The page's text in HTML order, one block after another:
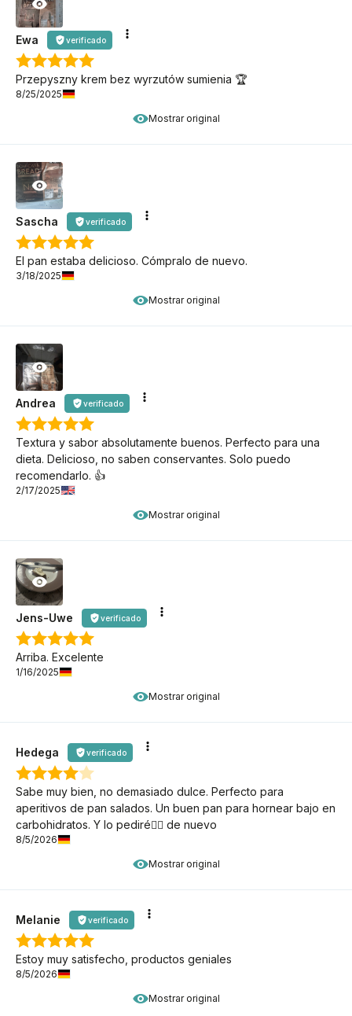
Mostrar original
Ewa verificado
Przepyszny krem bez wyrzutów sumienia 🏆
8/25/2025
Mostrar original
Sascha verificado
El pan estaba delicioso. Cómpralo de nuevo.
3/18/2025
Mostrar original
Andrea verificado
Textura y sabor absolutamente buenos. Perfecto para una
dieta. Delicioso, no saben conservantes. Solo puedo
recomendarlo. 👍️
2/17/2025
Mostrar original
Jens-Uwe verificado
Arriba. Excelente
1/16/2025
Mostrar original
Hedega verificado
Sabe muy bien, no demasiado dulce. Perfecto para
aperitivos de pan salados. Un buen pan para hornear bajo en
carbohidratos. Y lo pediré👍🏽 de nuevo
8/5/2026
Mostrar original
Melanie verificado
Estoy muy satisfecho, productos geniales
8/5/2026